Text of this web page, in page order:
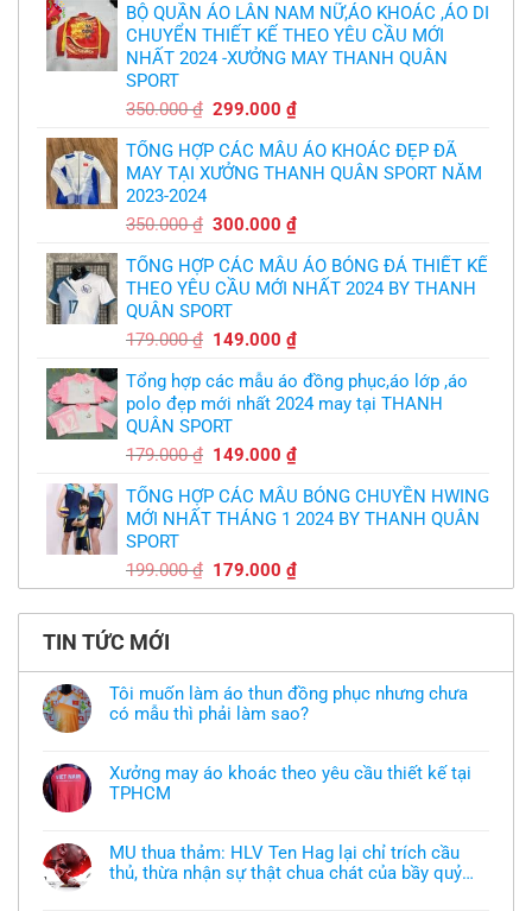
BỘ QUẦN ÁO LÂN NAM NỮ,ÁO KHOÁC ,ÁO DI
CHUYỂN THIẾT KẾ THEO YÊU CẦU MỚI
NHẤT 2024 -XƯỞNG MAY THANH QUÂN
SPORT
350.000₫ Giá
là:
350.000 ₫.
299.000₫Giá
tại
là:
TỔNG HỢP CÁC MẪU ÁO KHOÁC ĐẸP ĐÃ
MAY TẠI XƯỞNG THANH QUÂN SPORT NĂM
2023-2024
350.000₫ Giá
là:
350.000 ₫.
300.000₫Giá
tại
là:
TỔNG HỢP CÁC MẪU ÁO BÓNG ĐÁ THIẾT KẾ
THEO YÊU CẦU MỚI NHẤT 2024 BY THANH
QUÂN SPORT
179.000₫ Giá
là:
179.000 ₫.
149.000₫Giá
tại
là:
Tổng hợp các mẫu áo đồng phục,áo lớp ,áo
polo đẹp mới nhất 2024 may tại THANH
QUÂN SPORT
179.000₫ Giá
là:
179.000 ₫.
149.000₫Giá
tại
là:
TỔNG HỢP CÁC MẪU BÓNG CHUYỀN HWING
MỚI NHẤT THÁNG 1 2024 BY THANH QUÂN
SPORT
199.000₫ Giá
gốc
là:
179.000₫Giá
hiện
tại
TIN TỨC MỚI
Tôi muốn làm áo thun đồng phục nhưng chưa
có mẫu thì phải làm sao?
bình
luận
ở
áo
thun
đồng
Xưởng may áo khoác theo yêu cầu thiết kế tại
TPHCM
bình
luận
ở
Xưởng
MU thua thảm: HLV Ten Hag lại chỉ trích cầu
thủ, thừa nhận sự thật chua chát của bầy quỷ